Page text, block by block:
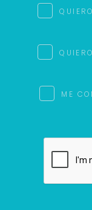
ME